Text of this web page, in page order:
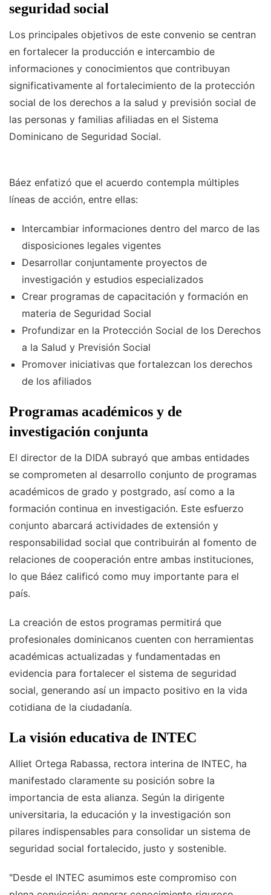
seguridad social
Los principales objetivos de este convenio se centran
en fortalecer la producción e intercambio de
informaciones y conocimientos que contribuyan
significativamente al fortalecimiento de la protección
social de los derechos a la salud y previsión social de
las personas y familias afiliadas en el Sistema
Dominicano de Seguridad Social.
Báez enfatizó que el acuerdo contempla múltiples
líneas de acción, entre ellas:
Intercambiar informaciones dentro del marco de las
disposiciones legales vigentes
Desarrollar conjuntamente proyectos de
investigación y estudios especializados
Crear programas de capacitación y formación en
materia de Seguridad Social
Profundizar en la Protección Social de los Derechos
a la Salud y Previsión Social
Promover iniciativas que fortalezcan los derechos
de los afiliados
Programas académicos y de
investigación conjunta
El director de la DIDA subrayó que ambas entidades
se comprometen al desarrollo conjunto de programas
académicos de grado y postgrado, así como a la
formación continua en investigación. Este esfuerzo
conjunto abarcará actividades de extensión y
responsabilidad social que contribuirán al fomento de
relaciones de cooperación entre ambas instituciones,
lo que Báez calificó como muy importante para el
país.
La creación de estos programas permitirá que
profesionales dominicanos cuenten con herramientas
académicas actualizadas y fundamentadas en
evidencia para fortalecer el sistema de seguridad
social, generando así un impacto positivo en la vida
cotidiana de la ciudadanía.
La visión educativa de INTEC
Alliet Ortega Rabassa, rectora interina de INTEC, ha
manifestado claramente su posición sobre la
importancia de esta alianza. Según la dirigente
universitaria, la educación y la investigación son
pilares indispensables para consolidar un sistema de
seguridad social fortalecido, justo y sostenible.
"Desde el INTEC asumimos este compromiso con